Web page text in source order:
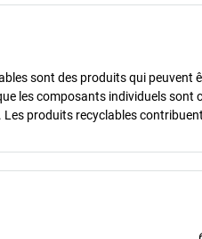
sont des produits qui peuvent
les composants individuels sont
produits recyclables